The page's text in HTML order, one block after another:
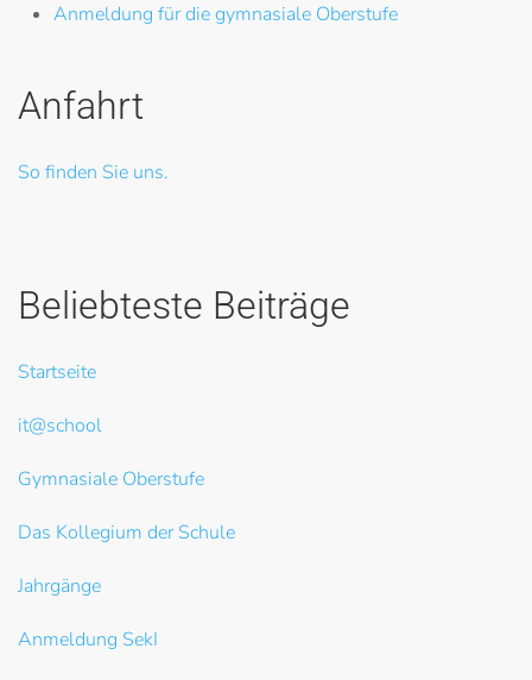
Anmeldung für die gymnasiale Oberstufe
Anfahrt
So finden Sie uns.
Beliebteste Beiträge
Startseite
it@school
Gymnasiale Oberstufe
Das Kollegium der Schule
Jahrgänge
Anmeldung SekI